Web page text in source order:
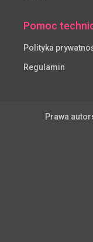
Pomoc
Polityka
Regulamin
Prawa